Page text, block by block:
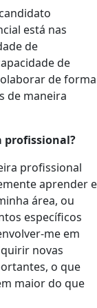
está nas
de
de
de forma
de maneira
profissional?
profissional
aprender e
área, ou
específicos
me em
novas
o que
maior do que